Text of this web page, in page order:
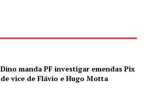
Dino manda PF investigar emendas Pix
de vice de Flávio e Hugo Motta